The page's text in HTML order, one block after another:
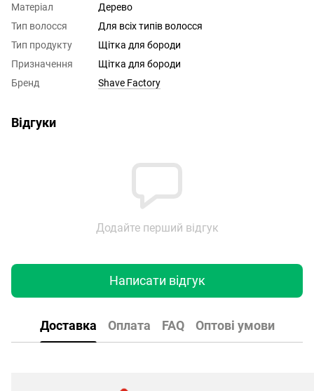
Матеріал
Дерево
Тип волосся
Для всіх типів волосся
Тип продукту
Щітка для бороди
Призначення
Щітка для бороди
Бренд
Shave Factory
Відгуки
Додайте перший відгук
Написати відгук
Доставка Оплата FAQ Оптові умови